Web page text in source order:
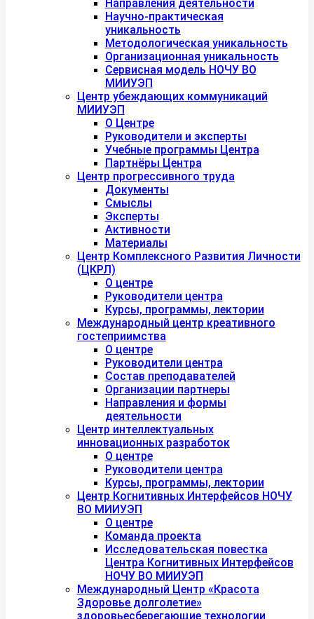
Направления деятельности
Научно-практическая
уникальность
Методологическая уникальность
Организационная уникальность
Сервисная модель НОЧУ ВО
МИИУЭП
Центр убеждающих коммуникаций
МИИУЭП
О Центре
Руководители и эксперты
Учебные программы Центра
Партнёры Центра
Центр прогрессивного труда
Документы
Смыслы
Эксперты
Активности
Материалы
Центр Комплексного Развития Личности
(ЦКРЛ)
О центре
Руководители центра
Курсы, программы, лектории
Международный центр креативного
гостеприимства
О центре
Руководители центра
Состав преподавателей
Организации партнеры
Направления и формы
деятельности
Центр интеллектуальных
инновационных разработок
О центре
Руководители центра
Курсы, программы, лектории
Центр Когнитивных Интерфейсов НОЧУ
ВО МИИУЭП
О центре
Команда проекта
Исследовательская повестка
Центра Когнитивных Интерфейсов
НОЧУ ВО МИИУЭП
Международный Центр «Красота
Здоровье долголетие»
здоровьесберегающие технологии